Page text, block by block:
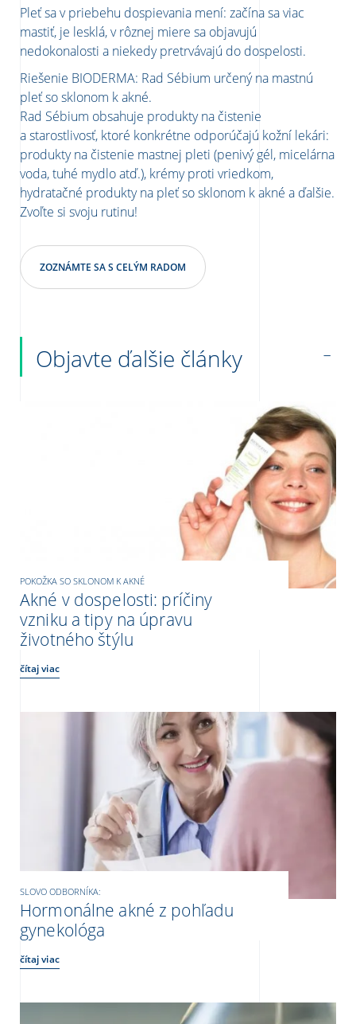
Pleť sa v priebehu dospievania mení: začína sa viac
mastiť, je lesklá, v rôznej miere sa objavujú
nedokonalosti a niekedy pretrvávajú do dospelosti.
Riešenie BIODERMA: Rad Sébium určený na mastnú
pleť so sklonom k akné.
Rad Sébium obsahuje produkty na čistenie
a starostlivosť, ktoré konkrétne odporúčajú kožní lekári:
produkty na čistenie mastnej pleti (penivý gél, micelárna
voda, tuhé mydlo atď.), krémy proti vriedkom,
hydratačné produkty na pleť so sklonom k akné a ďalšie.
Zvoľte si svoju rutinu!
ZOZNÁMTE SA S CELÝM RADOM
Objavte ďalšie články
POKOŽKA SO SKLONOM K AKNÉ
Akné v dospelosti: príčiny
vzniku a tipy na úpravu
životného štýlu
čítaj viac
SLOVO ODBORNÍKA:
Hormonálne akné z pohľadu
gynekológa
čítaj viac